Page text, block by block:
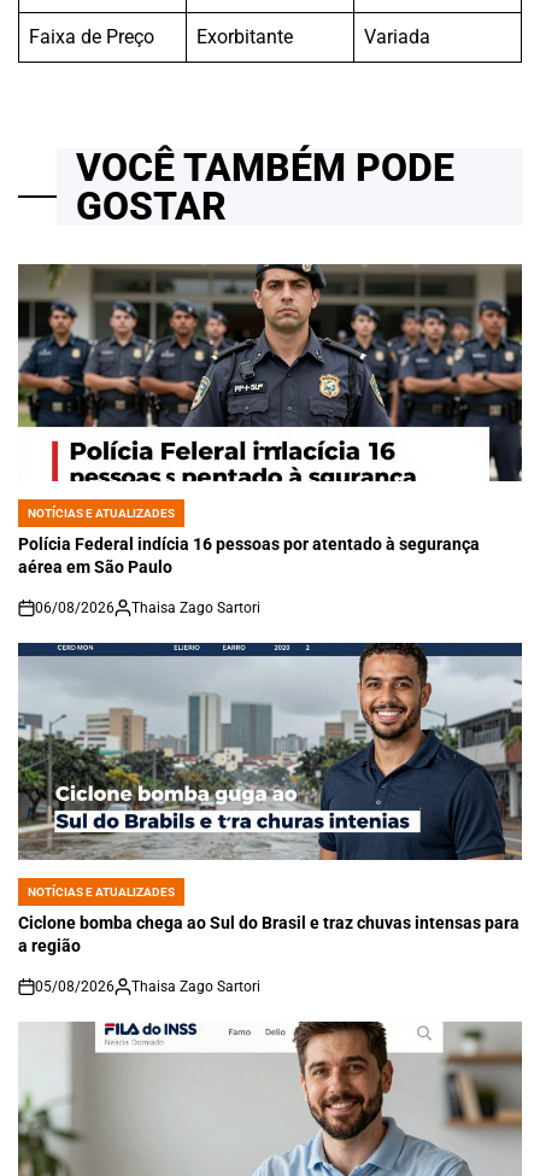
Faixa de Preço Exorbitante Variada
VOCÊ TAMBÉM PODE
GOSTAR
POSTED
IN
NOTÍCIAS E ATUALIZADES
Polícia Federal indícia 16 pessoas por atentado à segurança
aérea em São Paulo
on
06/08/2026 Thaisa Zago Sartori
POSTED
IN
NOTÍCIAS E ATUALIZADES
Ciclone bomba chega ao Sul do Brasil e traz chuvas intensas para
a região
on
05/08/2026 Thaisa Zago Sartori